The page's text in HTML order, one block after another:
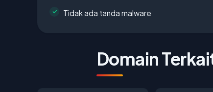
Tidak ada tanda malware
Domain